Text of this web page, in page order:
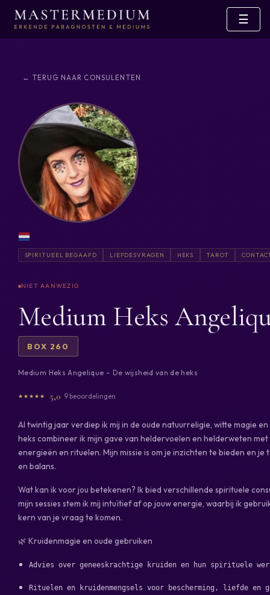
☰
← TERUG NAAR CONSULENTEN
SPIRITUEEL BEGAAFD LIEFDESVRAGEN HEKS TAROT
Medium Heks
BOX 260
Medium Heks Angelique – De wijsheid van de heks
5,0 9 beoordelingen
Al twintig jaar verdiep ik mij in de oude natuurreligie, witte magie
heks combineer ik mijn gave van heldervoelen en helderweten
energieën en rituelen. Mijn missie is om je inzichten te bieden en
en balans.
Wat kan ik voor jou betekenen? Ik bied verschillende spirituele
mijn sessies stem ik mij intuïtief af op jouw energie, waarbij ik
kern van je vraag te komen.
🌿 Kruidenmagie en oude gebruiken